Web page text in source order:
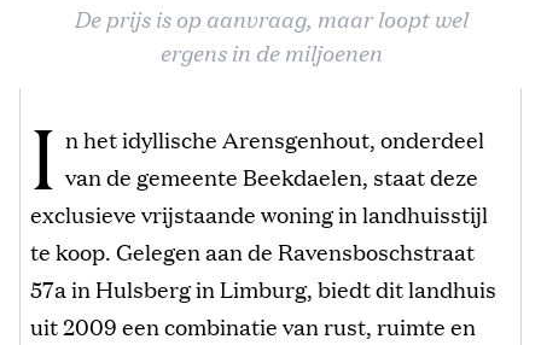
De prijs is op aanvraag, maar loopt wel
ergens in de miljoenen
I n het idyllische Arensgenhout, onderdeel
van de gemeente Beekdaelen, staat deze
exclusieve vrijstaande woning in landhuisstijl
te koop. Gelegen aan de Ravensboschstraat
57a in Hulsberg in Limburg, biedt dit landhuis
uit 2009 een combinatie van rust, ruimte en